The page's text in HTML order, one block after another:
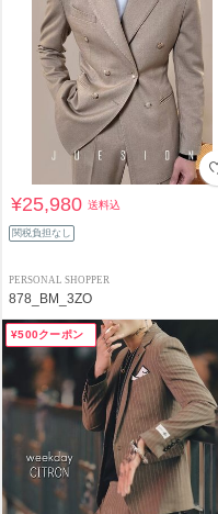
¥25,980送料込
関税負担なし
PERSONAL SHOPPER
878_BM_3ZO
¥500クーポン